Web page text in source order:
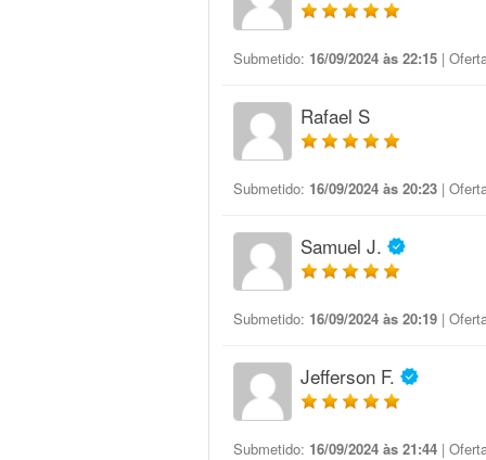
Submetido: 16/09/2024 às 22:15 |
Rafael S
Submetido: 16/09/2024 às 20:23 |
Samuel J.
Submetido: 16/09/2024 às 20:19 |
Jefferson F.
Submetido: 16/09/2024 às 21:44 |